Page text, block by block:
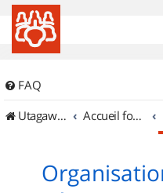
FAQ
UtagawaVTT (Randos VTT et VTTAE avec traces GPS)
Accueil forum